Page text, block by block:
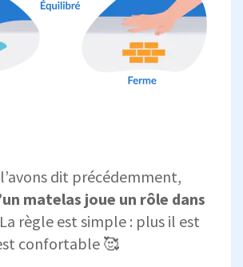
dit précédemment,
matelas joue un rôle dans
règle est simple : plus il est
confortable 🥰